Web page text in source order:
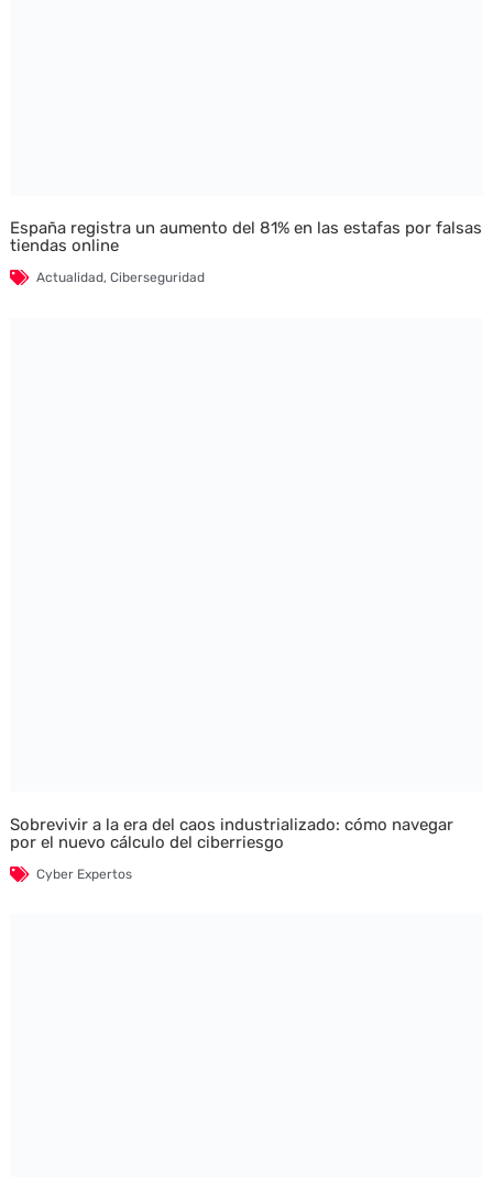
España registra un aumento del 81% en las estafas por falsas
tiendas online
Actualidad, Ciberseguridad
Sobrevivir a la era del caos industrializado: cómo navegar
por el nuevo cálculo del ciberriesgo
Cyber Expertos